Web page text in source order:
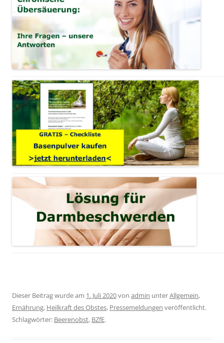
Dieser Beitrag wurde am 1. Juli 2020von admin unterAllgemein,
Ernährung, Heilkraft des Obstes, Pressemeldungen veröffentlicht.
Schlagwörter: Beerenobst, BZfE.